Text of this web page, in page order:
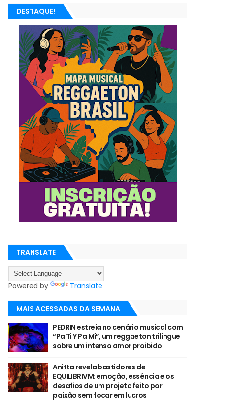
DESTAQUE!
TRANSLATE
Powered by Translate
MAIS ACESSADAS DA SEMANA
PEDRIN estreia no cenário musical com
“Pa Ti Y Pa Mí”, um reggaeton trilingue
sobre um intenso amor proibido
Anitta revela bastidores de
EQUILIBRIVM: emoção, essência e os
desafios de um projeto feito por
paixão sem focar em lucros